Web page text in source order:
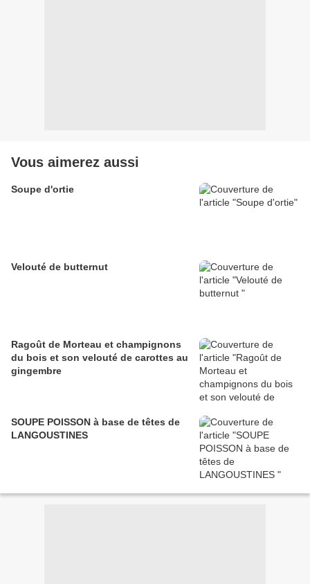
Vous aimerez aussi
Soupe d'ortie
Velouté de butternut
Ragoût de Morteau et champignons
du bois et son velouté de carottes au
gingembre
SOUPE POISSON à base de têtes de
LANGOUSTINES